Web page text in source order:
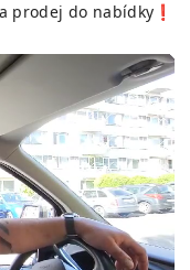
prodej do nabídky❗️